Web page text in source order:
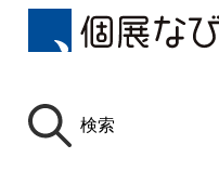
検索